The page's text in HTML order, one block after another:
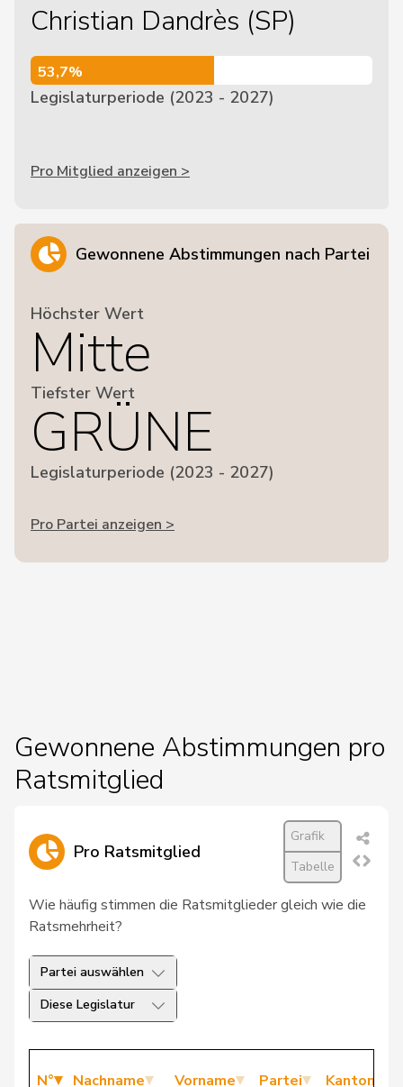
Christian Dandrès (SP)
53,7%
53,7%
Legislaturperiode (2023 - 2027)
Pro Mitglied anzeigen >
Gewonnene Abstimmungen nach Partei
Höchster Wert
Mitte
Tiefster Wert
GRÜNE
Legislaturperiode (2023 - 2027)
Pro Partei anzeigen >
Gewonnene Abstimmungen pro
Ratsmitglied
Pro Ratsmitglied
Grafik
Tabelle
Wie häufig stimmen die Ratsmitglieder gleich wie die
Ratsmehrheit?
Partei auswählen
Diese Legislatur
N° Nachname Vorname Partei Kanton